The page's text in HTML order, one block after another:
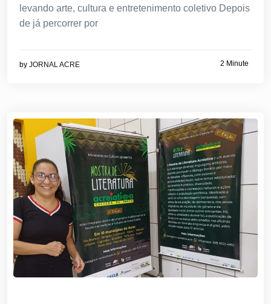
levando arte, cultura e entretenimento coletivo Depois
de já percorrer por
by JORNAL ACRE 2 Minute